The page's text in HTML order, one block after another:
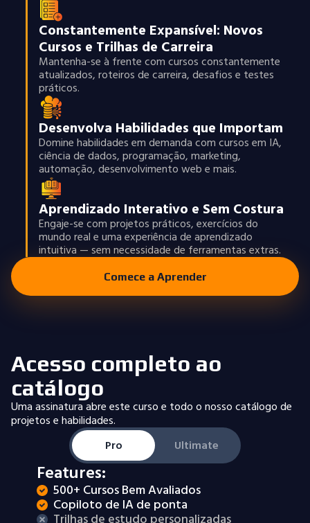
Constantemente Expansível: Novos
Cursos e Trilhas de Carreira
Mantenha-se à frente com cursos constantemente
atualizados, roteiros de carreira, desafios e testes
práticos.
Desenvolva Habilidades que Importam
Domine habilidades em demanda com cursos em IA,
ciência de dados, programação, marketing,
automação, desenvolvimento web e mais.
Aprendizado Interativo e Sem Costura
Engaje-se com projetos práticos, exercícios do
mundo real e uma experiência de aprendizado
intuitiva — sem necessidade de ferramentas extras.
Comece a Aprender
Acesso completo ao
catálogo
Uma assinatura abre este curso e todo o nosso catálogo de
projetos e habilidades.
Pro
Ultimate
Features:
500+ Cursos Bem Avaliados
Copiloto de IA de ponta